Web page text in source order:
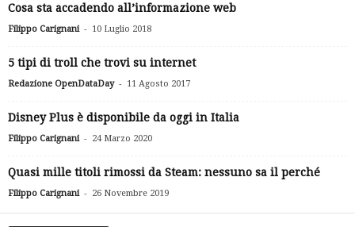
Cosa sta accadendo all’informazione web
Filippo Carignani - 10 Luglio 2018
5 tipi di troll che trovi su internet
Redazione OpenDataDay - 11 Agosto 2017
Disney Plus è disponibile da oggi in Italia
Filippo Carignani - 24 Marzo 2020
Quasi mille titoli rimossi da Steam: nessuno sa il perché
Filippo Carignani - 26 Novembre 2019